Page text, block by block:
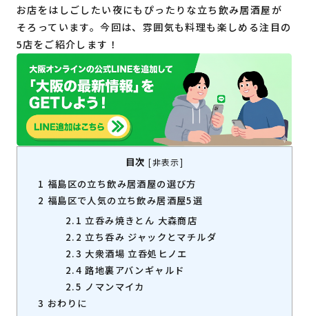
お店をはしごしたい夜にもぴったりな立ち飲み居酒屋が
そろっています。今回は、雰囲気も料理も楽しめる注目の
5店をご紹介します！
目次 [非表示]
1 福島区の立ち飲み居酒屋の選び方
2 福島区で人気の立ち飲み居酒屋5選
2.1 立呑み焼きとん 大森商店
2.2 立ち呑み ジャックとマチルダ
2.3 大衆酒場 立呑処ヒノエ
2.4 路地裏アバンギャルド
2.5 ノマンマイカ
3 おわりに